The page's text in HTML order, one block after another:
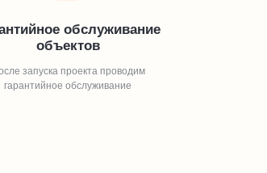
обслуживание
объектов
запуска проекта проводим
гарантийное обслуживание